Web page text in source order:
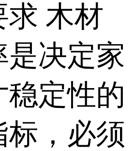
求 木材
是决定家
稳定性的
标，必须